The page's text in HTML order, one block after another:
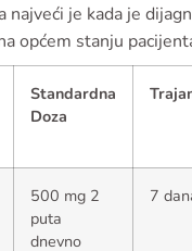
najveći je kada je
općem stanju
Standardna
Doza
500 mg 2
puta
dnevno
7